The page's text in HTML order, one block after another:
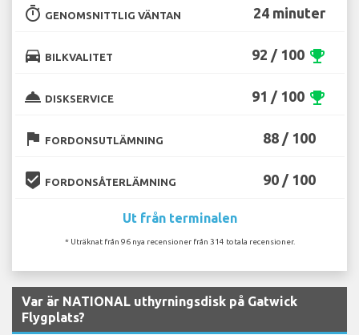
timer GENOMSNITTLIG VÄNTAN 24 minuter
directions_car BILKVALITET 92 / 100 emoji_events
room_service DISKSERVICE 91 / 100 emoji_events
flag FORDONSUTLÄMNING 88 / 100
beenhere FORDONSÅTERLÄMNING 90 / 100
Ut från terminalen
* Uträknat från 96 nya recensioner från 314 totala recensioner.
Var är NATIONAL uthyrningsdisk på Gatwick
Flygplats?